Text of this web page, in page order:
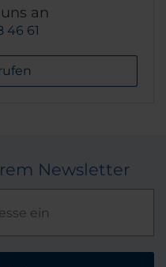
an
46 61
Newsletter